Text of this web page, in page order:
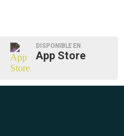
DISPONIBLE EN
App Store